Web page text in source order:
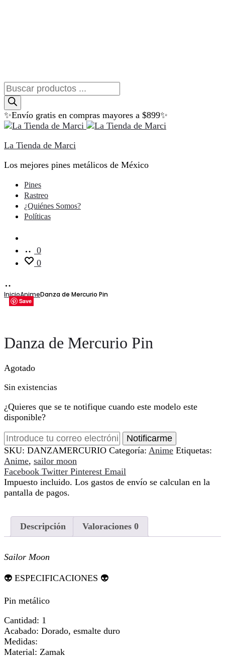
Búsqueda
de
productos
✨Envío gratis en compras mayores a $899✨
La Tienda de Marci
Los mejores pines metálicos de México
Pines
Rastreo
¿Quiénes Somos?
Políticas
0
0
InicioAnimeDanza de Mercurio Pin
Save
Danza de Mercurio Pin
Agotado
Sin existencias
¿Quieres que se te notifique cuando este modelo este
disponible?
Notificarme
SKU: DANZAMERCURIO Categoría: Anime Etiquetas:
Anime, sailor moon
Compartir
Facebook Twitter Pinterest Email
Impuesto incluido. Los gastos de envío se calculan en la
pantalla de pagos.
Descripción Valoraciones 0
Sailor Moon
👽 ESPECIFICACIONES 👽
Pin metálico
Cantidad: 1
Acabado: Dorado, esmalte duro
Medidas:
Material: Zamak
Save
Save
Save
Save
Save